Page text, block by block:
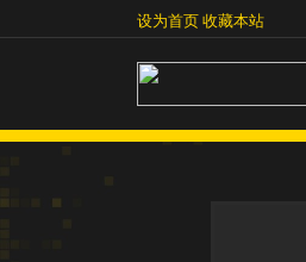
收藏本站设为首页收藏本站